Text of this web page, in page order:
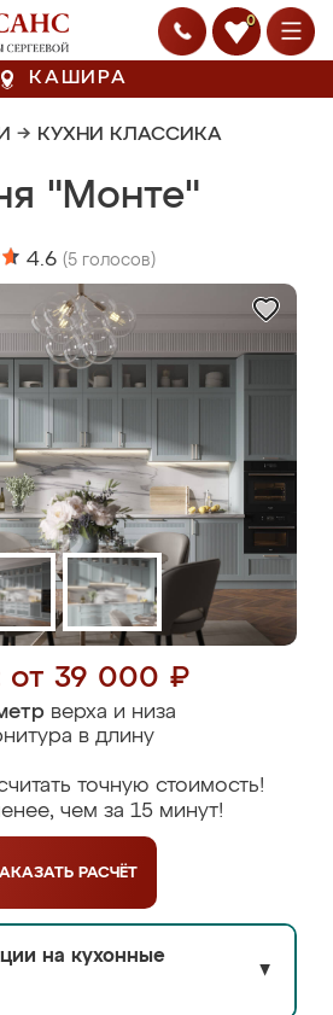
0
КАШИРА
→ КУХНИ КЛАССИКА
"Монте"
4.6 (5 голосов)
от 39 000 ₽
верха и низа
в длину
точную стоимость!
чем за 15 минут!
РАСЧЁТ
на кухонные
▼